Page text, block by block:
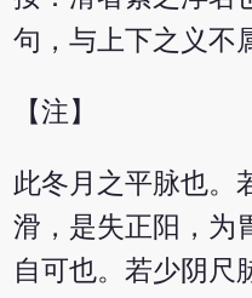
句，与上下之义不
【注】
此冬月之平脉也。
滑，是失正阳，为
自可也。若少阴尺